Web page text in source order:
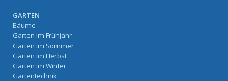
GARTEN
Bäume
Garten im Frühjahr
Garten im Sommer
Garten im Herbst
Garten im Winter
Gartentechnik